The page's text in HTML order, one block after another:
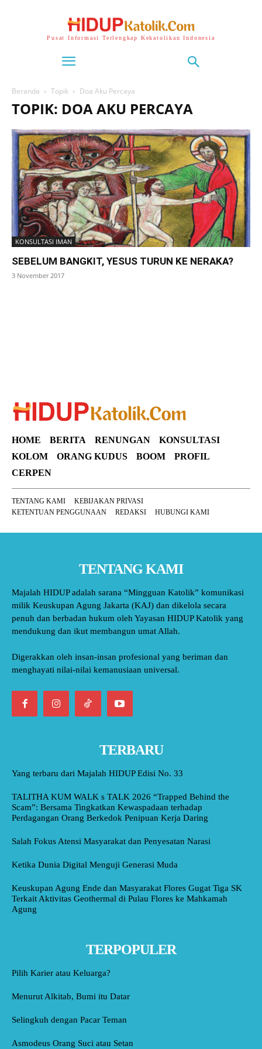
Pusat Informasi Terlengkap Kekatolikan Indonesia
Beranda Topik Doa Aku Percaya
TOPIK: DOA AKU PERCAYA
KONSULTASI IMAN
SEBELUM BANGKIT, YESUS TURUN KE NERAKA?
3 November 2017
HOME BERITA RENUNGAN
KONSULTASI
KOLOM
ORANG KUDUS BOOM
PROFIL
CERPEN
TENTANG KAMI
KEBIJAKAN PRIVASI
KETENTUAN PENGGUNAAN
REDAKSI HUBUNGI KAMI
TENTANG KAMI
Majalah HIDUP adalah sarana “Mingguan Katolik” komunikasi
milik Keuskupan Agung Jakarta (KAJ) dan dikelola secara
penuh dan berbadan hukum oleh Yayasan HIDUP Katolik yang
mendukung dan ikut membangun umat Allah.
Digerakkan oleh insan-insan profesional yang beriman dan
menghayati nilai-nilai kemanusiaan universal.
TERBARU
Yang terbaru dari Majalah HIDUP Edisi No. 33
TALITHA KUM WALK s TALK 2026 “Trapped Behind the
Scam”: Bersama Tingkatkan Kewaspadaan terhadap
Perdagangan Orang Berkedok Penipuan Kerja Daring
Salah Fokus Atensi Masyarakat dan Penyesatan Narasi
Ketika Dunia Digital Menguji Generasi Muda
Keuskupan Agung Ende dan Masyarakat Flores Gugat Tiga SK
Terkait Aktivitas Geothermal di Pulau Flores ke Mahkamah
Agung
TERPOPULER
Pilih Karier atau Keluarga?
Menurut Alkitab, Bumi itu Datar
Selingkuh dengan Pacar Teman
Asmodeus Orang Suci atau Setan